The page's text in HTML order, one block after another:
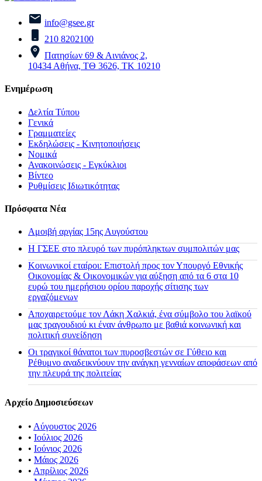
info@gsee.gr
210 8202100
Πατησίων 69 & Αινιάνος 2,
10434 Αθήνα, ΤΘ 3626, ΤΚ 10210
Ενημέρωση
Δελτία Τύπου
Γενικά
Γραμματείες
Εκδηλώσεις - Κινητοποιήσεις
Νομικά
Ανακοινώσεις - Εγκύκλιοι
Βίντεο
Ρυθμίσεις Ιδιωτικότητας
Πρόσφατα Νέα
Αμοιβή αργίας 15ης Αυγούστου
H ΓΣΕΕ στο πλευρό των πυρόπληκτων συμπολιτών μας
Κοινωνικοί εταίροι: Επιστολή προς τον Υπουργό Εθνικής
Οικονομίας & Οικονομικών για αύξηση από τα 6 στα 10
ευρώ του ημερήσιου ορίου παροχής σίτισης των
εργαζόμενων
Αποχαιρετούμε τον Λάκη Χαλκιά, ένα σύμβολο του λαϊκού
μας τραγουδιού κι έναν άνθρωπο με βαθιά κοινωνική και
πολιτική συνείδηση
Οι τραγικοί θάνατοι των πυροσβεστών σε Γύθειο και
Ρέθυμνο αναδεικνύουν την ανάγκη γενναίων αποφάσεων από
την πλευρά της πολιτείας
Αρχείο Δημοσιεύσεων
• Αύγουστος 2026
• Ιούλιος 2026
• Ιούνιος 2026
• Μάιος 2026
• Απρίλιος 2026